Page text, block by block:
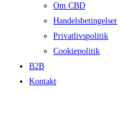
Om CBD
Handelsbetingelser
Privatlivspolitik
Cookiepolitik
B2B
Kontakt